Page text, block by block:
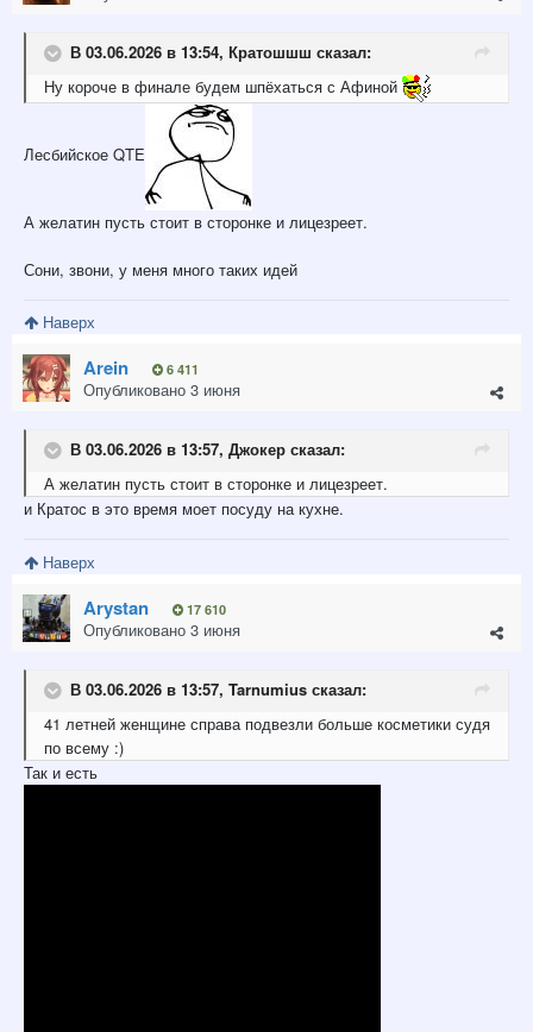
В 03.06.2026 в 13:54, Кратошшш сказал:
Ну короче в финале будем шпёхаться с Афиной
Лесбийское QTE
А желатин пусть стоит в сторонке и лицезреет.
Сони, звони, у меня много таких идей
Наверх
Arein 6 411
Опубликовано 3 июня
В 03.06.2026 в 13:57, Джокер сказал:
А желатин пусть стоит в сторонке и лицезреет.
и Кратос в это время моет посуду на кухне.
Наверх
Arystan 17 610
Опубликовано 3 июня
В 03.06.2026 в 13:57, Tarnumius сказал:
41 летней женщине справа подвезли больше косметики судя
по всему :)
Так и есть